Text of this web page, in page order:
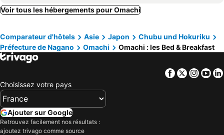
Azumino, Bed and Breakfasts (B and B)
Sakaki, Bed and Breakfasts (B and B)
Shiojiri, Bed and Breakfasts (B and B)
Matsukawa, Bed and Breakfasts (B and B)
Voir tous les hébergements pour Omachi
Comparateur d'hôtels Asie Japon
Chubu und Hokuriku
Préfecture de Nagano
Omachi Omachi : les Bed & Breakfast
Facebook
Twitter
Choisissez votre pays
Ajouter sur Google
Retrouvez facilement nos résultats :
ajoutez trivago comme source